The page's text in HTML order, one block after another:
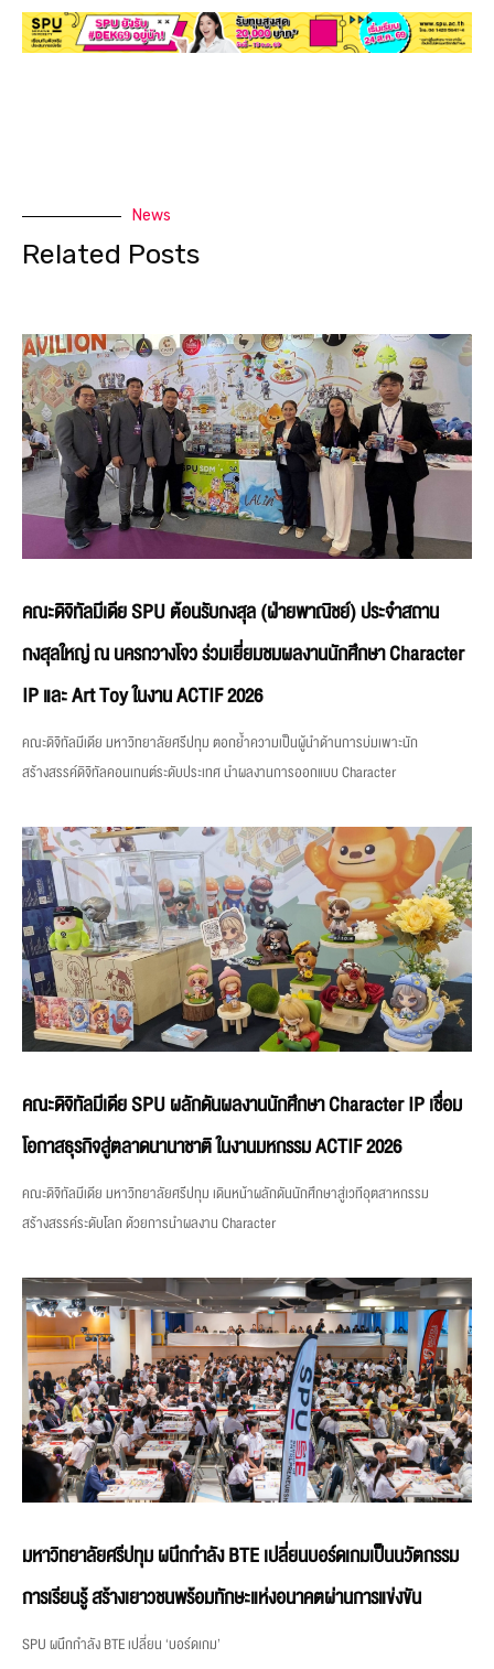
News
Related Posts
คณะดิจิทัลมีเดีย SPU ต้อนรับกงสุล (ฝ่ายพาณิชย์) ประจำสถาน
กงสุลใหญ่ ณ นครกวางโจว ร่วมเยี่ยมชมผลงานนักศึกษา Character
IP และ Art Toy ในงาน ACTIF 2026
คณะดิจิทัลมีเดีย มหาวิทยาลัยศรีปทุม ตอกย้ำความเป็นผู้นำด้านการบ่มเพาะนัก
สร้างสรรค์ดิจิทัลคอนเทนต์ระดับประเทศ นำผลงานการออกแบบ Character
คณะดิจิทัลมีเดีย SPU ผลักดันผลงานนักศึกษา Character IP เชื่อม
โอกาสธุรกิจสู่ตลาดนานาชาติ ในงานมหกรรม ACTIF 2026
คณะดิจิทัลมีเดีย มหาวิทยาลัยศรีปทุม เดินหน้าผลักดันนักศึกษาสู่เวทีอุตสาหกรรม
สร้างสรรค์ระดับโลก ด้วยการนำผลงาน Character
มหาวิทยาลัยศรีปทุม ผนึกกำลัง BTE เปลี่ยนบอร์ดเกมเป็นนวัตกรรม
การเรียนรู้ สร้างเยาวชนพร้อมทักษะแห่งอนาคตผ่านการแข่งขัน
SPU ผนึกกำลัง BTE เปลี่ยน ‘บอร์ดเกม’